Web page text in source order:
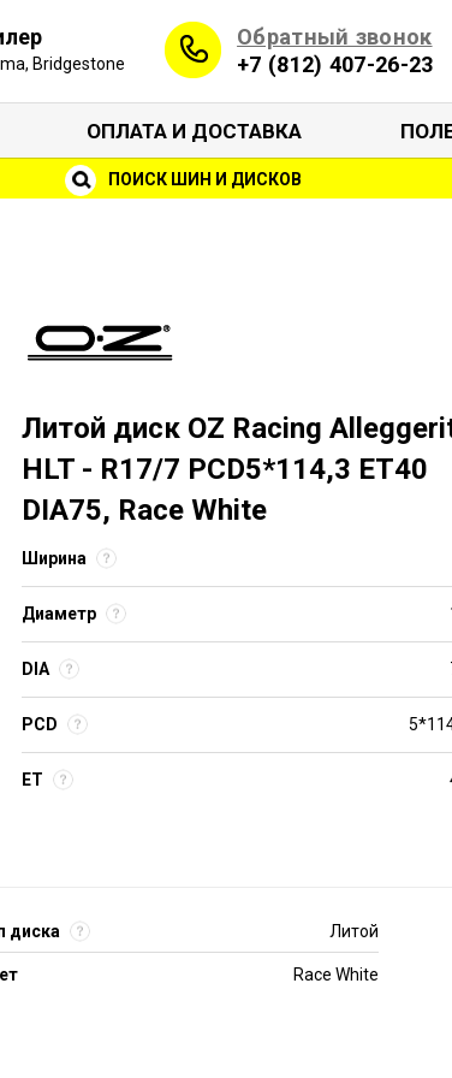
Bridgestone
Обратный звонок
+7 (812) 407-26-23
ОПЛАТА И ДОСТАВКА
ПОИСК ШИН И ДИСКОВ
Литой диск OZ Racing
HLT - R17/7 PCD5*114,3 ET40
DIA75, Race White
Ширина
Диаметр
DIA
PCD
ET
диска Литой
Race White